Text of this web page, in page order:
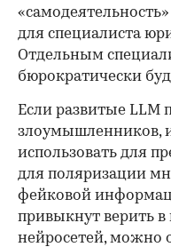
для специалиста
Отдельным
бюрократически
Если развитые LLM
злоумышленников,
использовать для
для поляризации
фейковой
привыкнут верить в
нейросетей, можно